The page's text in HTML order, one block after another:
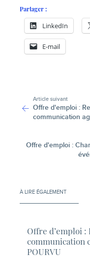
Partager :
LinkedIn
E-mail
Article suivant
Offre d'emploi :
communication
Offre d'emploi :
À LIRE ÉGALEMENT
Offre d’emploi :
communication
POURVU